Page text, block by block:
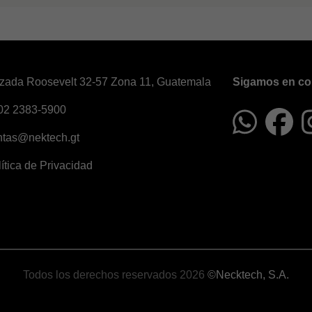
Roosevelt 32-57 Zona 11, Guatemala
2383-5900
de Privacidad
Sigamos en
Todos los derechos reservados 2026 ©Necktech, S.A.